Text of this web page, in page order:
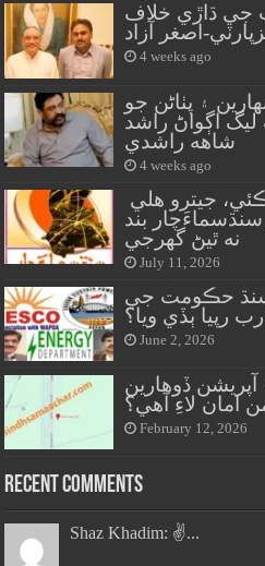
جي ڌاڙي خلاف
اصغر آزاد
4 weeks ago
۽ پٺاڻن جو
اڳواڻ راشد
شاهه راشدي
4 weeks ago
بند
نه ٿيڻ گهرجي
July 11, 2026
حڪومت جي
June 2, 2026
ڏوهارين
امان لاءِ آهي؟
February 12, 2026
Recent Comments
Shaz Khadim: ✌️...